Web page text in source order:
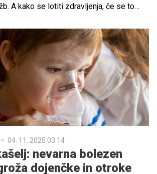
A kako se lotiti zdravljenja, če se to
04. 11. 2025 03.14
nevarna bolezen
dojenčke in otroke